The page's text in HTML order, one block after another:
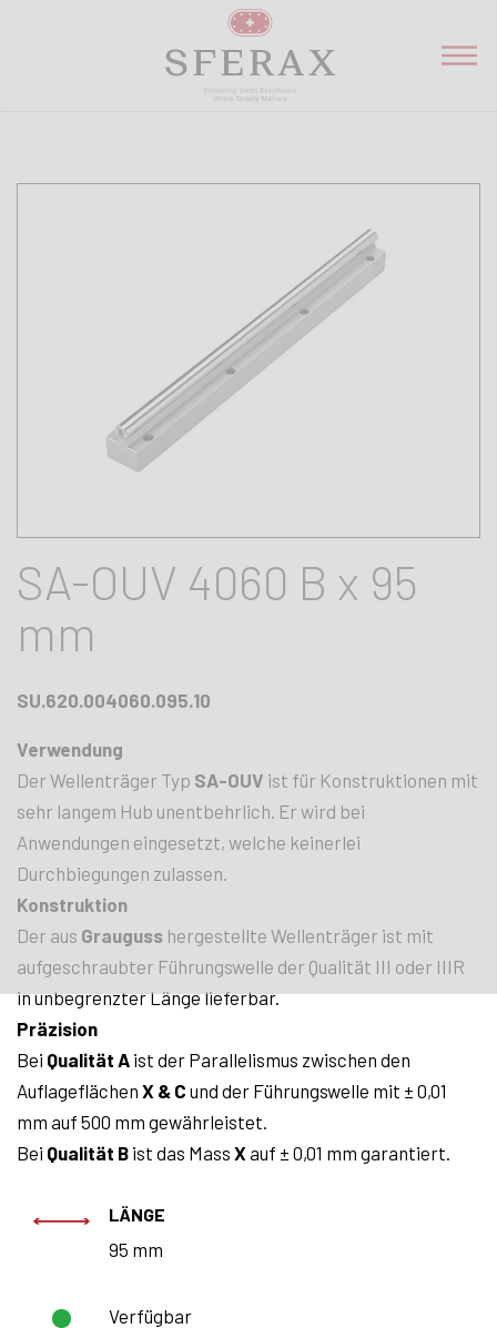
SA-OUV 4060 B x 95
mm
SU.620.004060.095.10
Verwendung
Der Wellenträger Typ SA-OUV ist für Konstruktionen mit
sehr langem Hub unentbehrlich. Er wird bei
Anwendungen eingesetzt, welche keinerlei
Durchbiegungen zulassen.
Konstruktion
Der aus Grauguss hergestellte Wellenträger ist mit
aufgeschraubter Führungswelle der Qualität III oder IIIR
in unbegrenzter Länge lieferbar.
Präzision
Bei Qualität A ist der Parallelismus zwischen den
Auflageflächen X & C und der Führungswelle mit ± 0,01
mm auf 500 mm gewährleistet.
Bei Qualität B ist das Mass X auf ± 0,01 mm garantiert.
LÄNGE
95 mm
Verfügbar